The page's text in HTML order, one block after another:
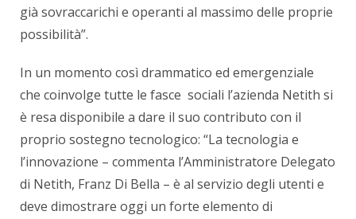
già sovraccarichi e operanti al massimo delle proprie
possibilità”.
In un momento così drammatico ed emergenziale
che coinvolge tutte le fasce sociali l’azienda Netith si
è resa disponibile a dare il suo contributo con il
proprio sostegno tecnologico: “La tecnologia e
l’innovazione – commenta l’Amministratore Delegato
di Netith, Franz Di Bella – è al servizio degli utenti e
deve dimostrare oggi un forte elemento di